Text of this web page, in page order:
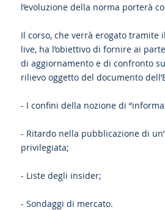
l’evoluzione della norma porterà
Il corso, che verrà erogato tramite
live, ha l’obiettivo di fornire ai
di aggiornamento e di confronto
rilievo oggetto del documento
- I confini della nozione di
- Ritardo nella pubblicazione di
privilegiata;
- Liste degli insider;
- Sondaggi di mercato.